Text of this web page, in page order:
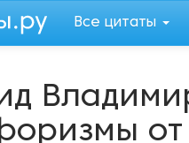
Все цитаты
от